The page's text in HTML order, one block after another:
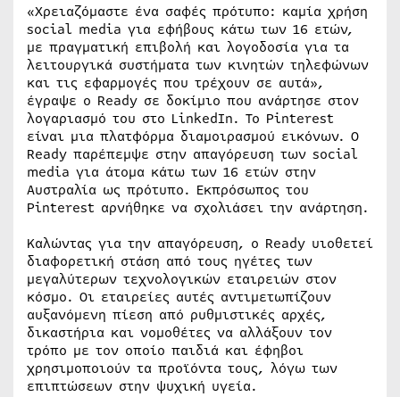
«Χρειαζόμαστε ένα σαφές πρότυπο: καμία χρήση
social media για εφήβους κάτω των 16 ετών,
με πραγματική επιβολή και λογοδοσία για τα
λειτουργικά συστήματα των κινητών τηλεφώνων
και τις εφαρμογές που τρέχουν σε αυτά»,
έγραψε ο Ready σε δοκίμιο που ανάρτησε στον
λογαριασμό του στο LinkedIn. Το Pinterest
είναι μια πλατφόρμα διαμοιρασμού εικόνων. Ο
Ready παρέπεμψε στην απαγόρευση των social
media για άτομα κάτω των 16 ετών στην
Αυστραλία ως πρότυπο. Εκπρόσωπος του
Pinterest αρνήθηκε να σχολιάσει την ανάρτηση.
Καλώντας για την απαγόρευση, ο Ready υιοθετεί
διαφορετική στάση από τους ηγέτες των
μεγαλύτερων τεχνολογικών εταιρειών στον
κόσμο. Οι εταιρείες αυτές αντιμετωπίζουν
αυξανόμενη πίεση από ρυθμιστικές αρχές,
δικαστήρια και νομοθέτες να αλλάξουν τον
τρόπο με τον οποίο παιδιά και έφηβοι
χρησιμοποιούν τα προϊόντα τους, λόγω των
επιπτώσεων στην ψυχική υγεία.